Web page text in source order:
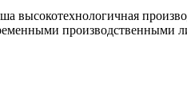
производственными